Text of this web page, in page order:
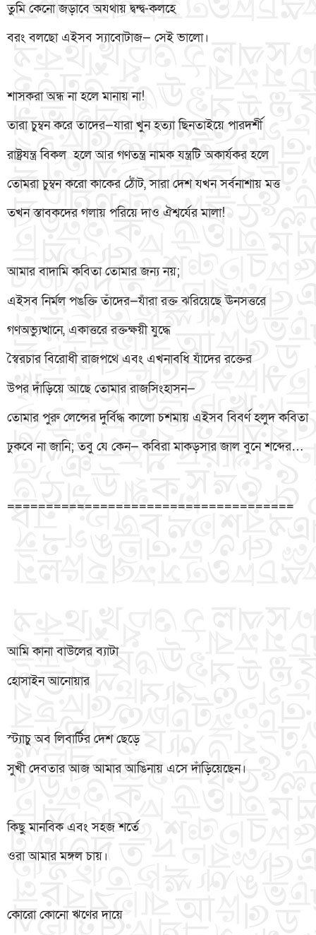
তুমি কেনো জড়াবে অযথায় দ্বন্দ্ব-কলহে
বরং বলছো এইসব স্যাবোটাজ— সেই ভালো।
শাসকরা অন্ধ না হলে মানায় না!
তারা চুম্বন করে তাদের—যারা খুন হত্যা ছিনতাইয়ে পারদর্শী
রাষ্ট্রযন্ত্র বিকল হলে আর গণতন্ত্র নামক যন্ত্রটি অকার্যকর হলে
তোমরা চুম্বন করো কাকের ঠোঁট, সারা দেশ যখন সর্বনাশায় মত্ত
তখন স্তাবকদের গলায় পরিয়ে দাও ঐশ্বর্যের মালা!
আমার বাদামি কবিতা তোমার জন্য নয়;
এইসব নির্মল পঙক্তি তাঁদের—যাঁরা রক্ত ঝরিয়েছে ঊনসত্তরে
গণঅভ্যুত্থানে, একাত্তরে রক্তক্ষয়ী যুদ্ধে
স্বৈরচার বিরোধী রাজপথে এবং এখনাবধি যাঁদের রক্তের
উপর দাঁড়িয়ে আছে তোমার রাজসিংহাসন—
তোমার পুরু লেন্সের দুর্বিদ্ধ কালো চশমায় এইসব বিবর্ণ হলুদ কবিতা
ঢুকবে না জানি; তবু যে কেন— কবিরা মাকড়সার জাল বুনে শব্দের…
=====================================
আমি কানা বাউলের ব্যাটা
হোসাইন আনোয়ার
স্ট্যাচু অব লিবার্টির দেশ ছেড়ে
সুখী দেবতার আজ আমার আঙিনায় এসে দাঁড়িয়েছেন।
কিছু মানবিক এবং সহজ শর্তে
ওরা আমার মঙ্গল চায়।
কোরো কোনো ঋণের দায়ে